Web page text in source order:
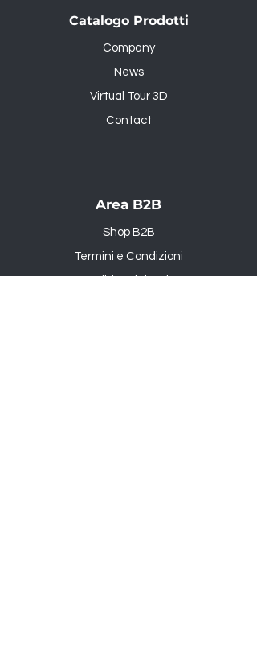
Catalogo Prodotti
Company
News
Virtual Tour 3D
Contact
Area B2B
Shop B2B
Termini e Condizioni